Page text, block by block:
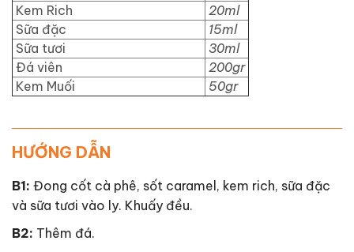
Kem Rich
20ml
Sữa đặc
15ml
Sữa tươi
30ml
Đá viên
200gr
Kem Muối
50gr
HƯỚNG DẪN
B1: Đong cốt cà phê, sốt caramel, kem rich, sữa đặc
và sữa tươi vào ly. Khuấy đều.
B2: Thêm đá.